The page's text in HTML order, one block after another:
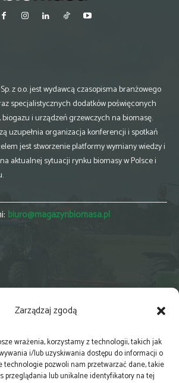
Zarządzaj zgodą
wrażenia, korzystamy z technologii, takich jak
i/lub uzyskiwania dostępu do informacji o
technologie pozwoli nam przetwarzać dane, takie
przeglądania lub unikalne identyfikatory na tej
z o.o. jest wydawcą czasopisma branżowego
specjalistycznych dodatków poświęconych
i urządzeń grzewczych na biomasę.
uzupełnia organizacja konferencji i spotkań
jest stworzenie platformy wymiany wiedzy i
aktualnej sytuacji rynku biomasy w Polsce i
biuro@magazynbiomasa.pl